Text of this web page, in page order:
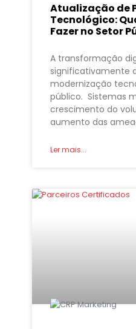
Atualização de
Tecnológico:
Fazer no Setor
A transformação
significativamente
modernização
público. Sistemas
crescimento do
aumento das
Ler mais...